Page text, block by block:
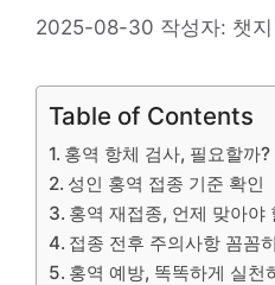
2025-08-30 작성자: 챗
Table of Contents
홍역 항체 검사, 필요할까?
성인 홍역 접종 기준 확인
홍역 재접종, 언제 맞아야
접종 전후 주의사항 꼼꼼히
홍역 예방, 똑똑하게 실천